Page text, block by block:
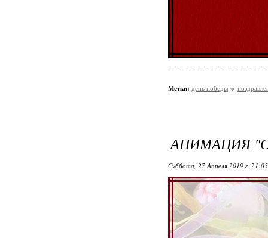
Метки: день победы
АНИМАЦИЯ
Суббота, 27 Апреля 2019 г.